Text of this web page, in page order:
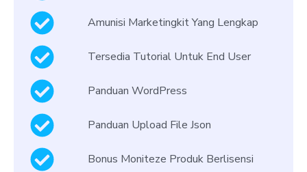
Amunisi Marketingkit Yang Lengkap
Tersedia Tutorial Untuk End User
Panduan WordPress
Panduan Upload File Json
Bonus Moniteze Produk Berlisensi